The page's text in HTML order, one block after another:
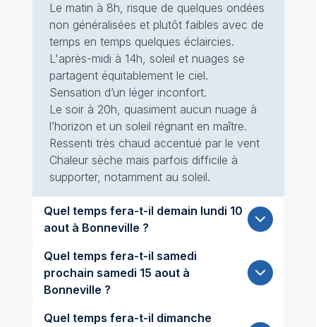
Le matin à 8h, risque de quelques ondées
non généralisées et plutôt faibles avec de
temps en temps quelques éclaircies.
L'après-midi à 14h, soleil et nuages se
partagent équitablement le ciel.
Sensation d’un léger inconfort.
Le soir à 20h, quasiment aucun nuage à
l’horizon et un soleil régnant en maître.
Ressenti très chaud accentué par le vent
Chaleur sèche mais parfois difficile à
supporter, notamment au soleil.
Quel temps fera-t-il demain lundi 10
aout à Bonneville ?
Quel temps fera-t-il samedi
prochain samedi 15 aout à
Bonneville ?
Quel temps fera-t-il dimanche